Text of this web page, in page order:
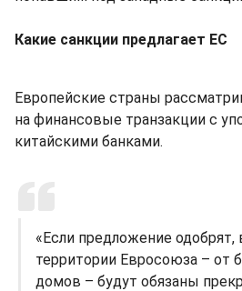
Какие санкции предлагает EC
Европейские страны
на финансовые транзакции с
китайскими банками.
«Если предложение одобрят,
территории Евросоюза – от
домов – будут обязаны